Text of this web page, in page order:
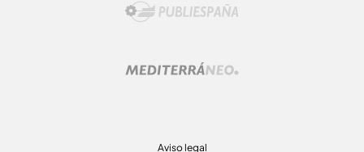
Aviso legal